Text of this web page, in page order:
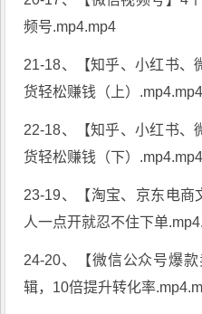
频号.mp4.mp4
21-18、【知乎、小红书、
货轻松赚钱（上）.mp4.mp4
22-18、【知乎、小红书、
货轻松赚钱（下）.mp4.mp4
23-19、【淘宝、京东电商
人一点开就忍不住下单
24-20、【微信公众号爆
辑，10倍提升转化率